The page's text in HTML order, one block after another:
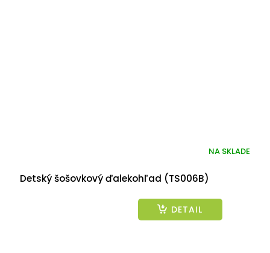
Detský šošovkový ďalekohľad (TS006B)
NA SKLADE
DETAIL